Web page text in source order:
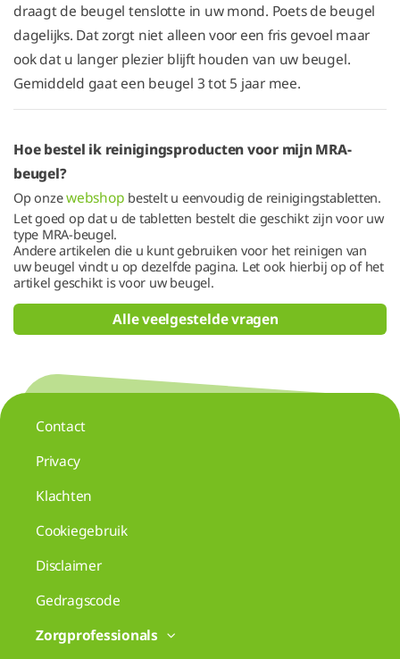
draagt de beugel tenslotte in uw mond. Poets de beugel
dagelijks. Dat zorgt niet alleen voor een fris gevoel maar
ook dat u langer plezier blijft houden van uw beugel.
Gemiddeld gaat een beugel 3 tot 5 jaar mee.
Hoe bestel ik reinigingsproducten voor mijn MRA-
beugel?
Op onzewebshop bestelt u eenvoudig de reinigingstabletten.
Let goed op dat u de tabletten bestelt die geschikt zijn voor uw
type MRA-beugel.
Andere artikelen die u kunt gebruiken voor het reinigen van
uw beugel vindt u op dezelfde pagina. Let ook hierbij op of het
artikel geschikt is voor uw beugel.
Alle veelgestelde vragen
Contact
Privacy
Klachten
Cookiegebruik
Disclaimer
Gedragscode
Zorgprofessionals